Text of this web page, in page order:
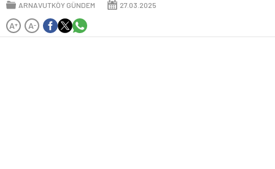
ARNAVUTKÖY GÜNDEM 27.03.2025
A+ A-